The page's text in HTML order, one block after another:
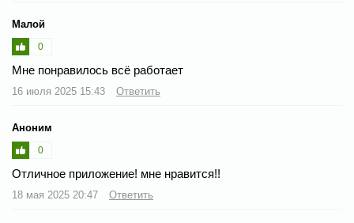
Малой
0
Мне понравилось всё работает
16 июля 2025 15:43 Ответить
Аноним
0
Отличное приложение! мне нравится!!
18 мая 2025 20:47 Ответить